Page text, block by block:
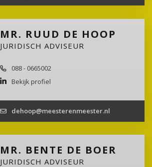
MR. RUUD DE HOOP
JURIDISCH ADVISEUR
088 - 0665002
Bekijk profiel
dehoop@meesterenmeester.nl
MR. BENTE DE BOER
JURIDISCH ADVISEUR